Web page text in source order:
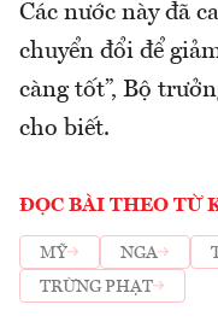
Các nước này đã
chuyển đổi để
càng tốt”, Bộ
cho biết.
ĐỌC BÀI THEO TỪ
MỸ NGA
TRỪNG PHẠT